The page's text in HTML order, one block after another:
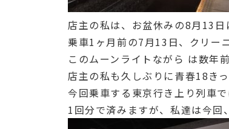
店主の私は、お盆休みの8月13
乗車1ヶ月前の7月13日、クリー
このムーンライトながら は数年
店主の私も久しぶりに青春18き
今回乗車する東京行き上り列車
1回分で済みますが、私達は今回